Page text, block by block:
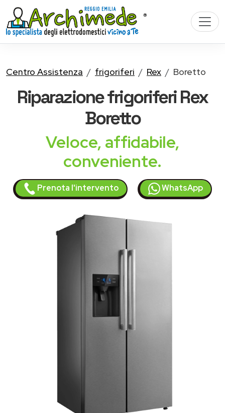
Centro Assistenza frigoriferi Rex Boretto
Riparazionefrigoriferi Rex
Boretto
Veloce, affidabile,
conveniente.
Prenota l'intervento WhatsApp